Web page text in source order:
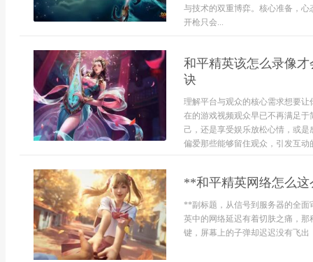
与技术的双重博弈。核心准备，
开枪只会...
和平精英该怎么录像
诀
理解平台与观众的核心需求想要
在的游戏视频观众早已不再满足
己，还是享受娱乐放松心情，或
偏爱那些能够留住观众，引发互
**和平精英网络怎么
**副标题，从信号到服务器的全
英中的网络延迟有着切肤之痛，
键，屏幕上的子弹却迟迟没有飞出